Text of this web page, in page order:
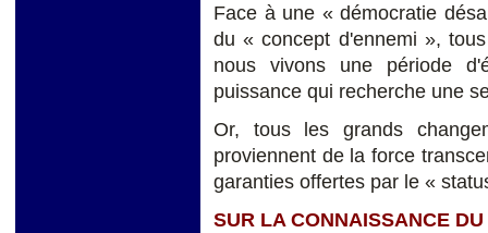
Face à une « démocratie
du « concept d'ennemi »,
nous vivons une période
puissance qui recherche une
Or, tous les grands
proviennent de la force
garanties offertes par le «
SUR LA CONNAISSANCE